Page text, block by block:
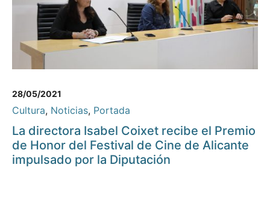
28/05/2021
Cultura, Noticias, Portada
La directora Isabel Coixet recibe el Premio
de Honor del Festival de Cine de Alicante
impulsado por la Diputación